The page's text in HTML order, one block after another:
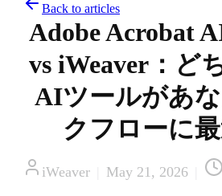
Back to articles
Adobe Acrobat
vs iWeaver：ど
AIツールがあ
クフローに
iWeaver May 21, 2026